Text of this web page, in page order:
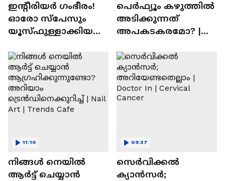
ഇന്റീരിയർ ഗംഭീരം!
ഓരോ സ്‌പേസും
യൂസ്ഫുള്ളാക്കിയ
പെർഫ്യൂം കഴുത്തിൽ
അടിക്കുന്നത്
അപകടകരമോ? |
നിങ്ങൾ നെയിൽ
ആർട്ട് ചെയ്യാൻ
11:10
സെർവിക്കൽ
ക്യാൻസർ;
09:37